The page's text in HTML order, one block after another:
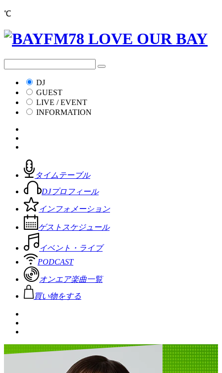
℃
DJ
GUEST
LIVE / EVENT
INFORMATION
タイムテーブル
DJプロフィール
インフォメーション
ゲストスケジュール
イベント・ライブ
PODCAST
オンエア楽曲一覧
買い物をする